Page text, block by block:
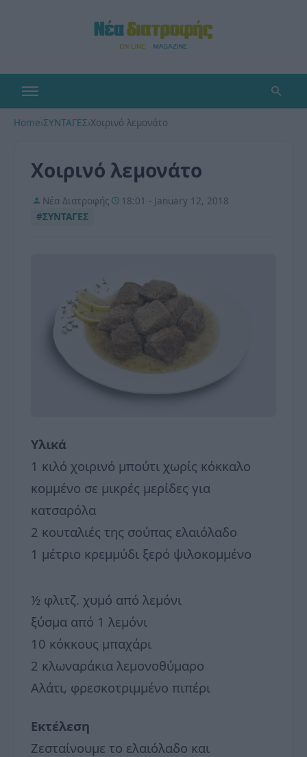
Home›ΣΥΝΤΑΓΕΣ›Χοιρινό λεμονάτο
Χοιρινό λεμονάτο
Νέα Διατροφής
18:01 - January 12, 2018
#ΣΥΝΤΑΓΕΣ
Υλικά
1 κιλό χοιρινό μπούτι χωρίς κόκκαλο
κομμένο σε μικρές μερίδες για
κατσαρόλα
2 κουταλιές της σούπας ελαιόλαδο
1 μέτριο κρεμμύδι ξερό ψιλοκομμένο
½ φλιτζ. χυμό από λεμόνι
ξύσμα από 1 λεμόνι
10 κόκκους μπαχάρι
2 κλωναράκια λεμονοθύμαρο
Αλάτι, φρεσκοτριμμένο πιπέρι
Εκτέλεση
Ζεσταίνουμε το ελαιόλαδο και